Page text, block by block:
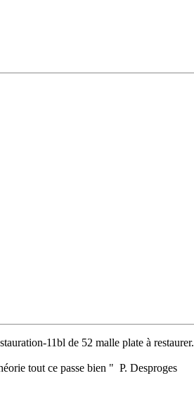
11bl de 52 malle plate à restaurer.
tout ce passe bien " P. Desproges